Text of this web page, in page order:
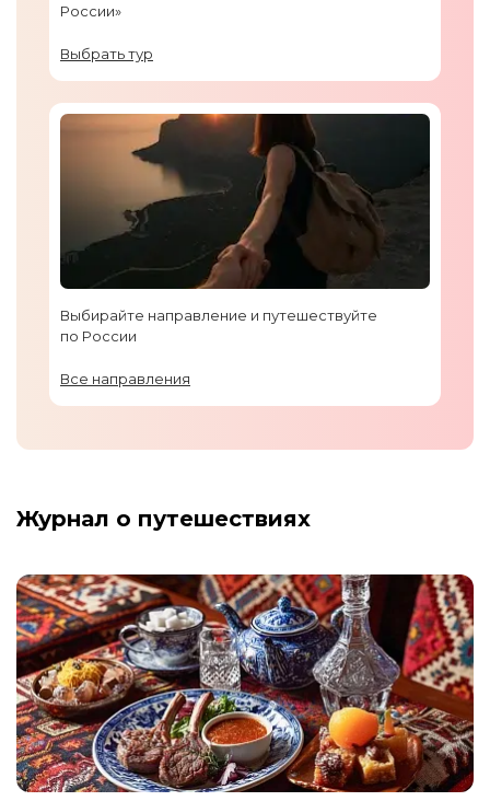
России»
Выбрать тур
Выбирайте направление и путешествуйте
по России
Все направления
Журнал о путешествиях